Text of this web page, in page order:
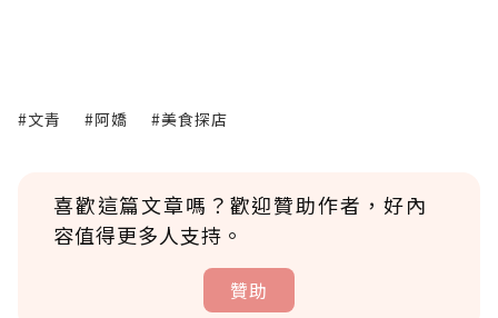
#文青 #阿嬌 #美食探店
喜歡這篇文章嗎？歡迎贊助作者，好內
容值得更多人支持。
贊助